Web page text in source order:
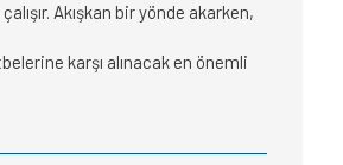
Akışkan bir yönde akarken,
karşı alınacak en önemli